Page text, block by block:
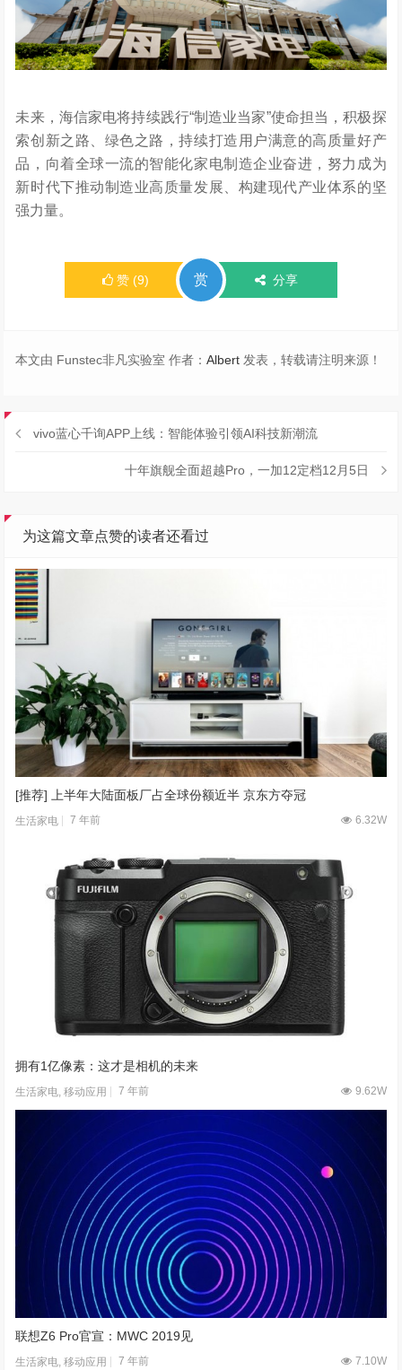
未来，海信家电将持续践行“制造业当家”使命担当，积极探
索创新之路、绿色之路，持续打造用户满意的高质量好产
品，向着全球一流的智能化家电制造企业奋进，努力成为
新时代下推动制造业高质量发展、构建现代产业体系的坚
强力量。
赞 (9) 赏 分享
本文由 Funstec非凡实验室 作者：Albert 发表，转载请注明来源！
vivo蓝心千询APP上线：智能体验引领AI科技新潮流
十年旗舰全面超越Pro，一加12定档12月5日
为这篇文章点赞的读者还看过
[推荐] 上半年大陆面板厂占全球份额近半 京东方夺冠
生活家电 7 年前 6.32W
拥有1亿像素：这才是相机的未来
生活家电,移动应用 7 年前 9.62W
联想Z6 Pro官宣：MWC 2019见
生活家电,移动应用 7 年前 7.10W